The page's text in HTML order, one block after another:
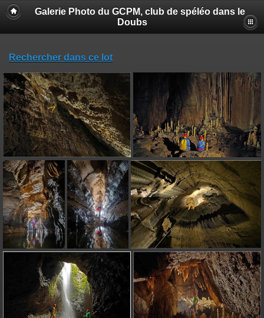
Galerie Photo du GCPM, club de spéléo dans le
Doubs
Rechercher dans ce lot